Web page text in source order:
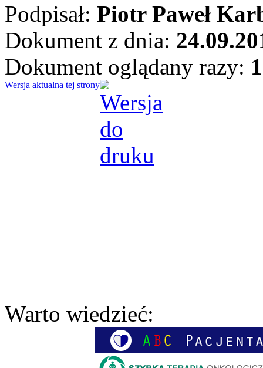
Podpisał: Piotr Paweł
Dokument z dnia:
Dokument oglądany razy:
Wersja aktualna tej strony
Warto wiedzieć: